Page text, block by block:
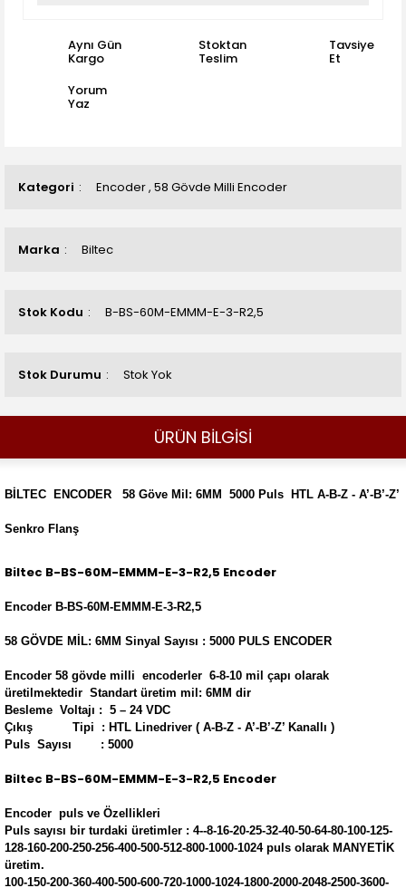
Kategori Encoder, 58 Gövde Milli Encoder
Marka Biltec
Stok Kodu B-BS-60M-EMMM-E-3-R2,5
Stok Durumu Stok Yok
Aynı Gün
Kargo
Stoktan
Teslim
Tavsiye
Et
Yorum
Yaz
ÜRÜN BİLGİSİ
BİLTEC ENCODER 58 Göve Mil: 6MM 5000 Puls HTL A-B-Z - A’-B’-Z’
Senkro Flanş
Biltec B-BS-60M-EMMM-E-3-R2,5 Encoder
Encoder B-BS-60M-EMMM-E-3-R2,5
58 GÖVDE MİL: 6MM Sinyal Sayısı : 5000 PULS ENCODER
Encoder 58 gövde milli encoderler 6-8-10 mil çapı olarak
üretilmektedir Standart üretim mil: 6MM dir
Besleme Voltajı : 5 – 24 VDC
Çıkış Tipi : HTL Linedriver ( A-B-Z - A’-B’-Z’ Kanallı )
Puls Sayısı : 5000
Biltec B-BS-60M-EMMM-E-3-R2,5 Encoder
Encoder puls ve Özellikleri
Puls sayısı bir turdaki üretimler : 4--8-16-20-25-32-40-50-64-80-100-125-
128-160-200-250-256-400-500-512-800-1000-1024 puls olarak MANYETİK
üretim.
100-150-200-360-400-500-600-720-1000-1024-1800-2000-2048-2500-3600-